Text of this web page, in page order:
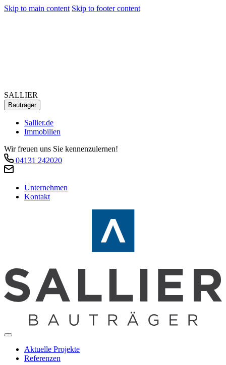
Skip to main content Skip to footer content
SALLIER
Bauträger
Sallier.de
Immobilien
Wir freuen uns Sie kennenzulernen!
04131 242020
Unternehmen
Kontakt
Aktuelle Projekte
Referenzen